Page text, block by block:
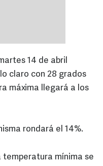
14 de abril
claro con 28 grados
máxima llegará a los
rondará el 14%.
temperatura mínima se